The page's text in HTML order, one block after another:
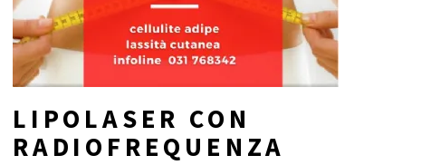
LIPOLASER CON
RADIOFREQUENZA